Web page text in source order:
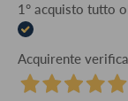
1° acquisto tutto
Acquirente